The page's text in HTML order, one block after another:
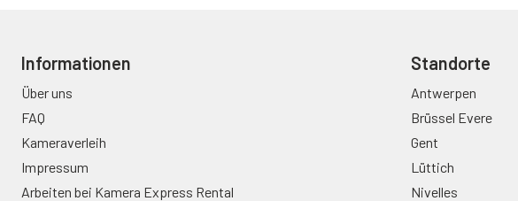
Informationen
Über uns
FAQ
Kameraverleih
Impressum
Arbeiten bei Kamera Express Rental
Standorte
Antwerpen
Brüssel Evere
Gent
Lüttich
Nivelles